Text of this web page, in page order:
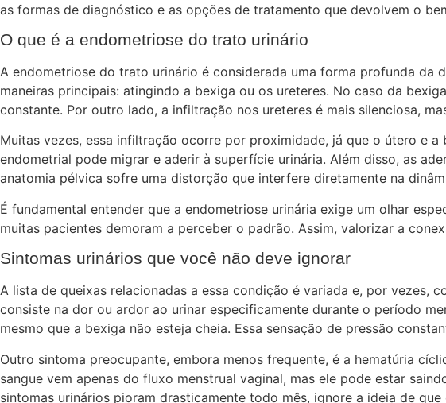
as formas de diagnóstico e as opções de tratamento que devolvem o
O que é a endometriose do trato urinário
A endometriose do trato urinário é considerada uma forma profunda da
maneiras principais: atingindo a bexiga ou os ureteres. No caso da
constante. Por outro lado, a infiltração nos ureteres é mais silenciosa,
Muitas vezes, essa infiltração ocorre por proximidade, já que o útero e
endometrial pode migrar e aderir à superfície urinária. Além disso, as
anatomia pélvica sofre uma distorção que interfere diretamente na
É fundamental entender que a endometriose urinária exige um olhar
muitas pacientes demoram a perceber o padrão. Assim, valorizar a
Sintomas urinários que você não deve ignorar
A lista de queixas relacionadas a essa condição é variada e, por vezes,
consiste na dor ou ardor ao urinar especificamente durante o período
mesmo que a bexiga não esteja cheia. Essa sensação de pressão
Outro sintoma preocupante, embora menos frequente, é a hematúria
sangue vem apenas do fluxo menstrual vaginal, mas ele pode estar
sintomas urinários pioram drasticamente todo mês, ignore a ideia de que